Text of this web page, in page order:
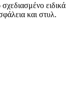
ειδικά
και στυλ.